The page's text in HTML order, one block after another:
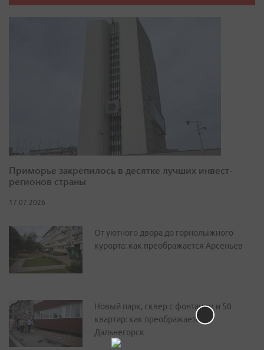
Приморье закрепилось в десятке лучших инвест-
регионов страны
17.07.2026
От уютного двора до горнолыжного
курорта: как преображается Арсеньев
Новый парк, сквер с фонтаном и 50
квартир: как преображается
Дальнегорск